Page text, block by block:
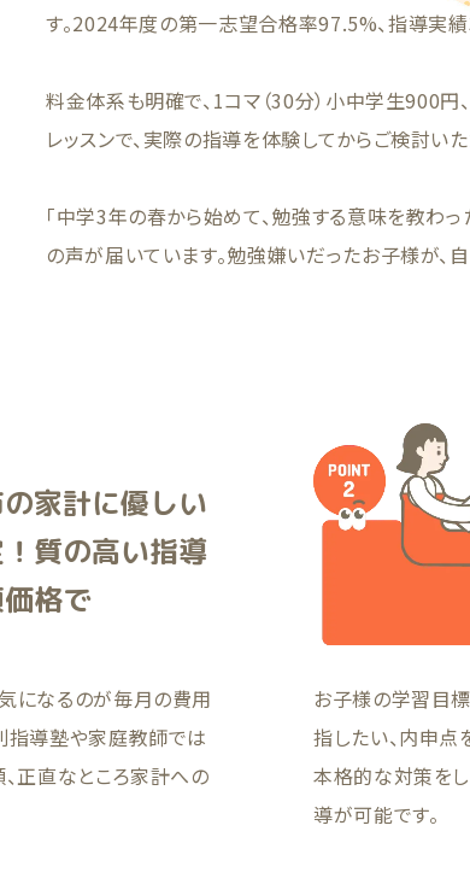
す。2024年度の第一志望合格率97.5%、指導実
料金体系も明確で、1コマ（30分）小中学生900
レッスンで、実際の指導を体験してからご検討い
「中学3年の春から始めて、勉強する意味を教わ
の声が届いています。勉強嫌いだったお子様が、
家計に優しい
質の高い指導
格で
になるのが毎月の費用
指導塾や家庭教師では
正直なところ家計への
お子様の学習目
指したい、内申
本格的な対策を
導が可能です。